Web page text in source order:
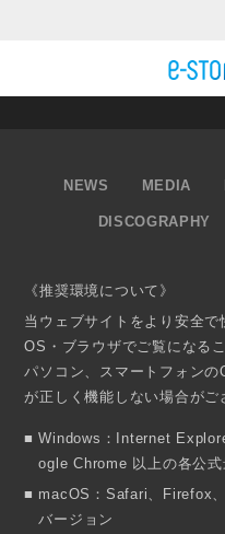
NEWS MEDIA
DISCOGRAPHY
《推奨環境について》
当ウェブサイトをより安全
OS・ブラウザでご覧になる
パソコン、スマートフォン
が正しく機能しない場合がご
Windows：Internet
ogle Chrome 以上の各公式
macOS：Safari、Firefox
バージョン